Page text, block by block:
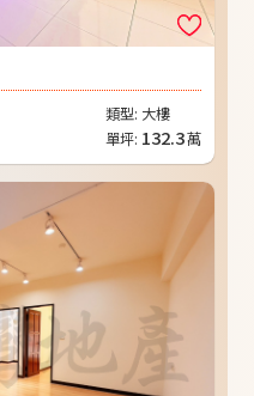
類型: 大樓
單坪: 132.3萬